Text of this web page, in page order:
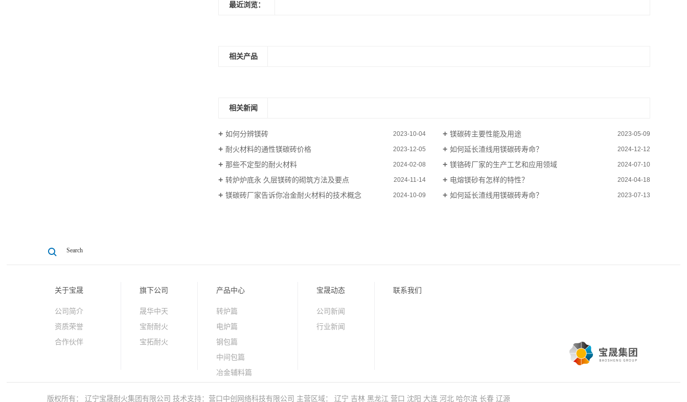
最近浏览：
相关产品
相关新闻
如何分辨镁砖 2023-10-04 镁碳砖主要性能及用途 2023-05-09
耐火材料的通性镁碳砖价格 2023-12-05 如何延长渣线用镁碳砖寿命？ 2024-12-12
那些不定型的耐火材料 2024-02-08 镁铬砖厂家的生产工艺和应用领域 2024-07-10
转炉炉底永 久层镁砖的砌筑方法及要点 2024-11-14 电熔镁砂有怎样的特性？ 2024-04-18
镁碳砖厂家告诉你冶金耐火材料的技术概念 2024-10-09 如何延长渣线用镁碳砖寿命？ 2023-07-13
关于宝晟
公司简介
资质荣誉
合作伙伴
旗下公司
晟华中天
宝耐耐火
宝拓耐火
产品中心
转炉篇
电炉篇
钢包篇
中间包篇
冶金辅料篇
宝晟动态
公司新闻
行业新闻
联系我们
版权所有： 辽宁宝晟耐火集团有限公司 技术支持： 营口中创网络科技有限公司 主营区域： 辽宁 吉林 黑龙江 营口 沈阳 大连 河北 哈尔滨 长春 辽源